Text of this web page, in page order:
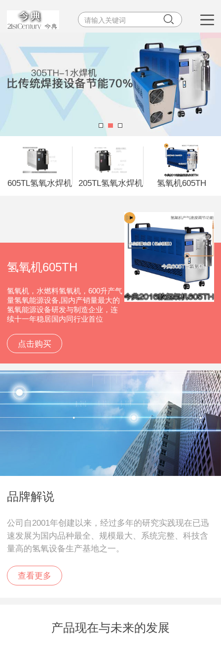
 
605TL氢氧水焊机 205TL氢氧水焊机 氢氧机605TH
氢氧机605TH
氢氧机，水燃料氢氧机，600升产气
量氢氧能源设备,国内产销量最大的
氢氧能源设备研发与制造企业，连
续十一年稳居国内同行业首位
点击购买
品牌解说
公司自2001年创建以来，经过多年的研究实践现在已迅
速发展为国内品种最全、规模最大、系统完整、科技含
量高的氢氧设备生产基地之一。
查看更多
产品现在与未来的发展